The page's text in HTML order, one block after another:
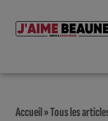
Accueil»Tous les